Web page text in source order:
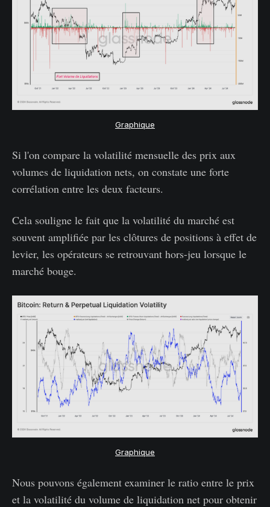
Graphique
Si l'on compare la volatilité mensuelle des prix aux
volumes de liquidation nets, on constate une forte
corrélation entre les deux facteurs.
Cela souligne le fait que la volatilité du marché est
souvent amplifiée par les clôtures de positions à effet de
levier, les opérateurs se retrouvant hors-jeu lorsque le
marché bouge.
Graphique
Nous pouvons également examiner le ratio entre le prix
et la volatilité du volume de liquidation net pour obtenir